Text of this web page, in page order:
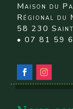
Maison du
Régional du
58 230
• 07 81 59